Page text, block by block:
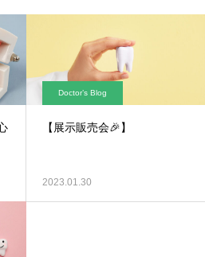
Doctor’s Blog
【展示販売会🎉】
2023.01.30